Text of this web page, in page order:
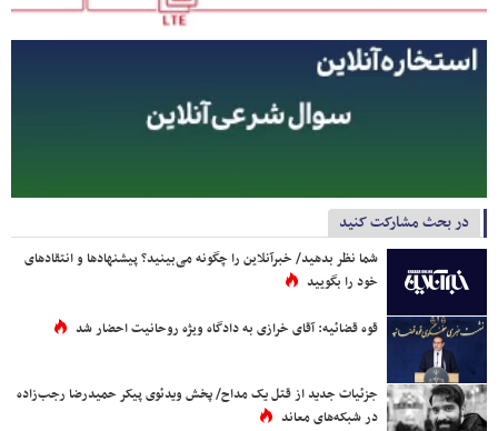
در بحث مشارکت کنید
شما نظر بدهید/ خبرآنلاین را چگونه می‌بینید؟ پیشنهادها و انتقادهای
خود را بگویید
قوه قضائیه: آقای خرازی به دادگاه ویژه روحانیت احضار شد
جزئیات جدید از قتل یک مداح/ پخش ویدئوی پیکر حمیدرضا رجب‌زاده
در شبکه‌های معاند